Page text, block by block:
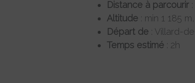
Distance à parcourir
Altitude : min 1 185
Départ de : Villard-
Temps estimé : 2h